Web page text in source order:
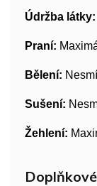
Údržba látky:
Praní:
Bělení:
Sušení:
Žehlení: